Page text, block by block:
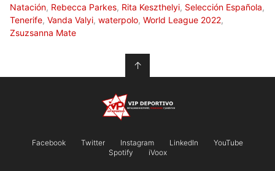
Natación, Rebecca Parkes, Rita Keszthelyi, Selección Española,
Tenerife, Vanda Valyi, waterpolo, World League 2022,
Zsuzsanna Mate
↑
Facebook Twitter Instagram LinkedIn
YouTube
Spotify
iVoox